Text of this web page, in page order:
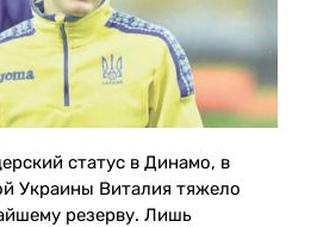
статус в Динамо, в
Украины Виталия тяжело
резерву. Лишь